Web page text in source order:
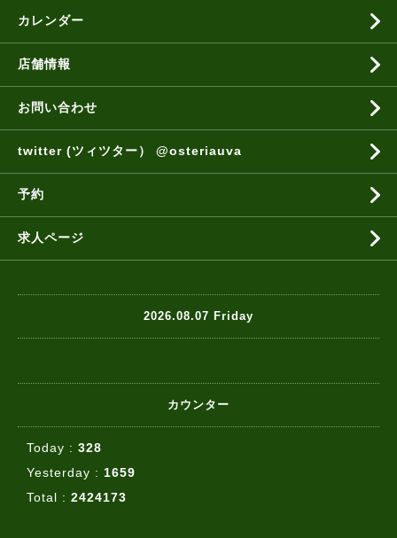
カレンダー
店舗情報
お問い合わせ
twitter (ツィツター） @osteriauva
予約
求人ページ
2026.08.07 Friday
カウンター
Today : 328
Yesterday : 1659
Total : 2424173